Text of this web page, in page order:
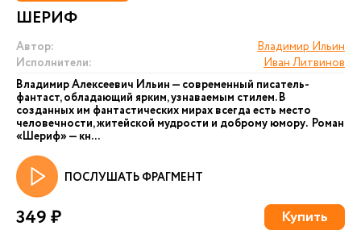
ШЕРИФ
Автор:
Владимир Ильин
Исполнители:
Иван Литвинов
Владимир Алексеевич Ильин — современный писатель-
фантаст, обладающий ярким, узнаваемым стилем. В
созданных им фантастических мирах всегда есть место
человечности, житейской мудрости и доброму юмору. Роман
«Шериф» — кн...
ПОСЛУШАТЬ ФРАГМЕНТ
349 ₽ Купить